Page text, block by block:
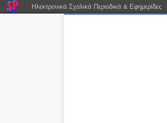
Ηλεκτρονικά Σχολικά Περιοδικά & Εφημερίδες